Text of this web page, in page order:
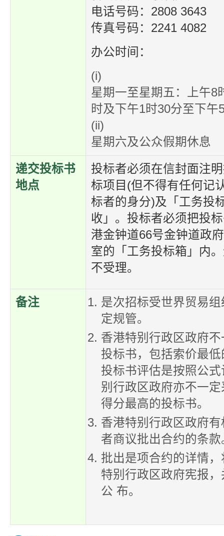
电话号码：2808 3643
传真号码：2241 4082
办公时间：
(i)
星期一至星期五：上午8
时及下午1时30分至下午
(ii)
星期六及公众假期休息
递交投标书
地点
投标者必须在信封面注
标项目(但不得有任何记
标者的身分)及「工务投
收」。投标者必须把投
港金钟道66号金钟道政
室的「工务投标箱」内
不受理。
备注
是次招标受世界贸易
定规管。
香港特别行政区政府
投标书，包括索价最
投标书评估是按照公
别行政区政府亦不一
得分最高的投标书。
香港特别行政区政府
者商议批出合约的条款
批出是项合约的详情
特别行政区政府宪报
公 布。